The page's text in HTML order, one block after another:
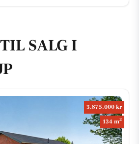
SALG I
3.875.000 kr
134 m2